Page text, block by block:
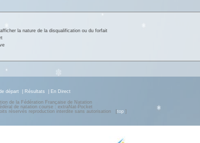
la nature de la disqualification ou du forfait
départ Résultats En Direct
de la Fédération Française de Natation
de natation course : extraNat-Pocket
réservés reproduction interdite sans autorisation
top ]